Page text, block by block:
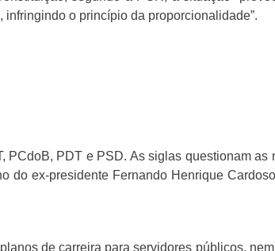
o princípio da proporcionalidade”.
PCdoB, PDT e PSD. As siglas questionam as
do ex-presidente Fernando Henrique
de carreira para servidores públicos,